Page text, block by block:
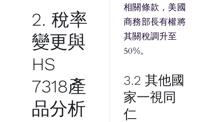
2. 稅率
變更與
HS
7318產
品分析
相關條款，美國
商務部長有權將
其關稅調升至
50%。
3.2 其他國
家一視同
仁